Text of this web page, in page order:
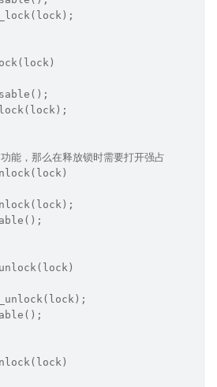
能，那么在释放锁时需要打开强占